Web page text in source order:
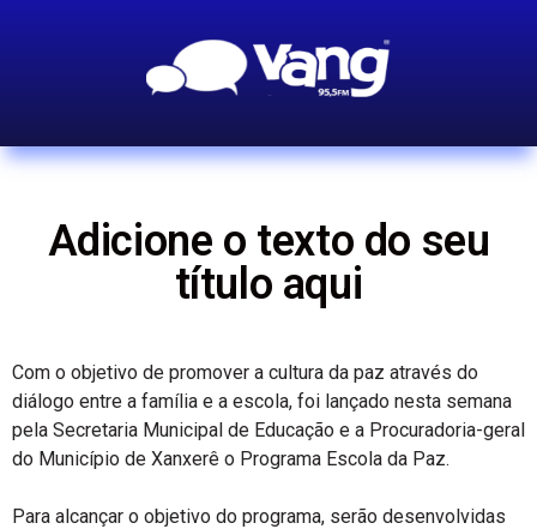
Adicione o texto do seu
título aqui
Com o objetivo de promover a cultura da paz através do
diálogo entre a família e a escola, foi lançado nesta semana
pela Secretaria Municipal de Educação e a Procuradoria-geral
do Município de Xanxerê o Programa Escola da Paz.
Para alcançar o objetivo do programa, serão desenvolvidas